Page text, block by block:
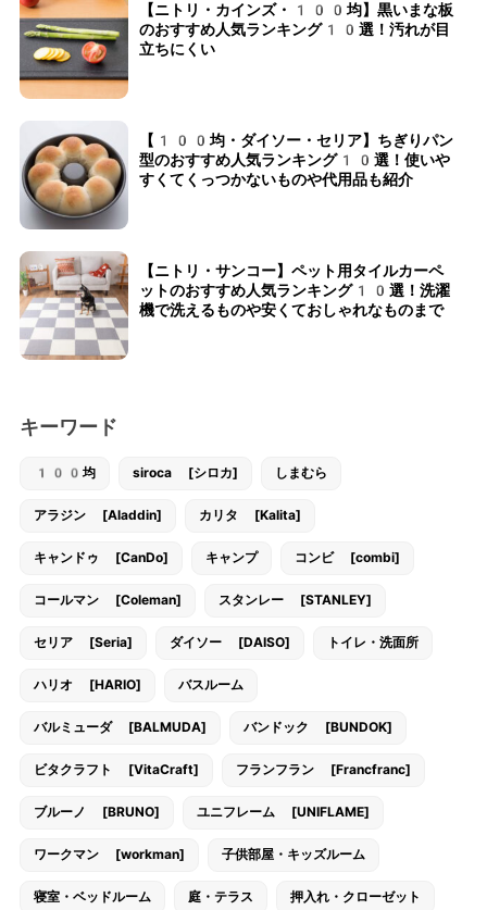
【ニトリ・カインズ・100均】黒いまな板
のおすすめ人気ランキング10選！汚れが目
立ちにくい
【100均・ダイソー・セリア】ちぎりパン
型のおすすめ人気ランキング10選！使いや
すくてくっつかないものや代用品も紹介
【ニトリ・サンコー】ペット用タイルカーペ
ットのおすすめ人気ランキング10選！洗濯
機で洗えるものや安くておしゃれなものまで
キーワード
100均 siroca [シロカ] しまむら
アラジン [Aladdin] カリタ [Kalita]
キャンドゥ [CanDo] キャンプ コンビ [combi]
コールマン [Coleman] スタンレー [STANLEY]
セリア [Seria] ダイソー [DAISO] トイレ・洗面所
ハリオ [HARIO] バスルーム
バルミューダ [BALMUDA] バンドック [BUNDOK]
ビタクラフト [VitaCraft] フランフラン [Francfranc]
ブルーノ [BRUNO] ユニフレーム [UNIFLAME]
ワークマン [workman] 子供部屋・キッズルーム
寝室・ベッドルーム 庭・テラス 押入れ・クローゼット